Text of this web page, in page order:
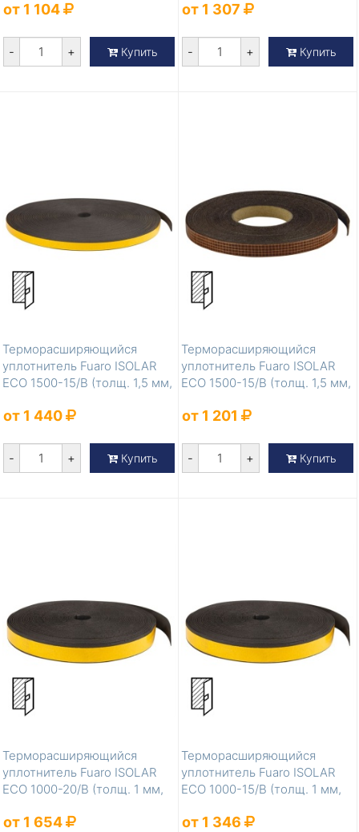
от 1 104
- + Купить
от 1 307
- + Купить
Терморасширяющийся
уплотнитель Fuaro ISOLAR
ECO 1500-15/B (толщ. 1,5 мм,
от 1 440
- + Купить
Терморасширяющийся
уплотнитель Fuaro ISOLAR
ECO 1500-15/B (толщ. 1,5 мм,
от 1 201
- + Купить
Терморасширяющийся
уплотнитель Fuaro ISOLAR
ECO 1000-20/B (толщ. 1 мм,
от 1 654
Терморасширяющийся
уплотнитель Fuaro ISOLAR
ECO 1000-15/B (толщ. 1 мм,
от 1 346